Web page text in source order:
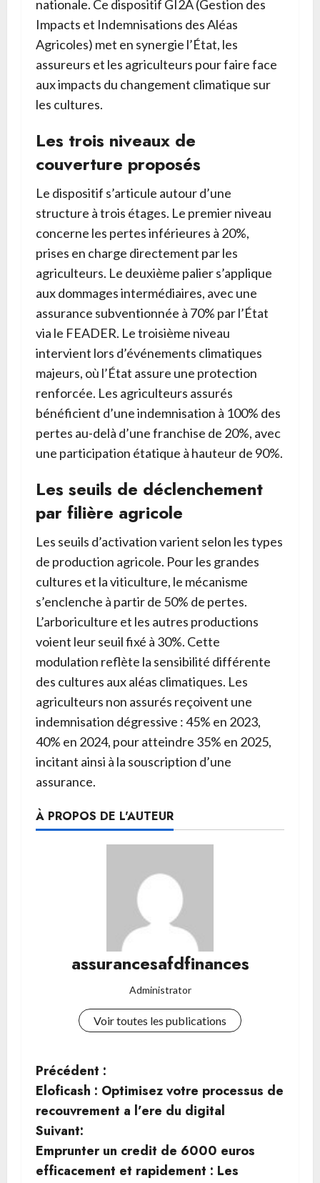
nationale. Ce dispositif GI2A (Gestion des
Impacts et Indemnisations des Aléas
Agricoles) met en synergie l’État, les
assureurs et les agriculteurs pour faire face
aux impacts du changement climatique sur
les cultures.
Les trois niveaux de
couverture proposés
Le dispositif s’articule autour d’une
structure à trois étages. Le premier niveau
concerne les pertes inférieures à 20%,
prises en charge directement par les
agriculteurs. Le deuxième palier s’applique
aux dommages intermédiaires, avec une
assurance subventionnée à 70% par l’État
via le FEADER. Le troisième niveau
intervient lors d’événements climatiques
majeurs, où l’État assure une protection
renforcée. Les agriculteurs assurés
bénéficient d’une indemnisation à 100% des
pertes au-delà d’une franchise de 20%, avec
une participation étatique à hauteur de 90%.
Les seuils de déclenchement
par filière agricole
Les seuils d’activation varient selon les types
de production agricole. Pour les grandes
cultures et la viticulture, le mécanisme
s’enclenche à partir de 50% de pertes.
L’arboriculture et les autres productions
voient leur seuil fixé à 30%. Cette
modulation reflète la sensibilité différente
des cultures aux aléas climatiques. Les
agriculteurs non assurés reçoivent une
indemnisation dégressive : 45% en 2023,
40% en 2024, pour atteindre 35% en 2025,
incitant ainsi à la souscription d’une
assurance.
À PROPOS DE L'AUTEUR
assurancesafdfinances
Administrator
Voir toutes les publications
N
a
v
i
Précédent :
Eloficash : Optimisez votre processus de
recouvrement a l’ere du digital
Suivant:
Emprunter un credit de 6000 euros
efficacement et rapidement : Les